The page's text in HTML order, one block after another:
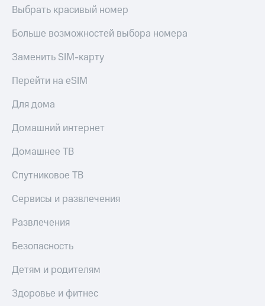
Получайте
доход
онлайн
Страхование
Покупка
полисов
онлайн
на связь
С картой
Деньги
Накопления
Откладывайте
и получайте
Платежи
переводы
Пополнить
номер
Скидка
на связь
Тарифы
РИИЛ
дешевле
с карты
товаров
Скидки
на смартфоны
при
со связью
Выбрать красивый номер
Больше возможностей выбора номера
Заменить SIM-карту
Перейти на eSIM
Для дома
Домашний интернет
Домашнее ТВ
Спутниковое ТВ
Сервисы и развлечения
Развлечения
Безопасность
Детям и родителям
Здоровье и фитнес